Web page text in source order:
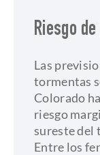
Riesgo
Las
tormentas
Colorado
riesgo
sureste del
Entre los